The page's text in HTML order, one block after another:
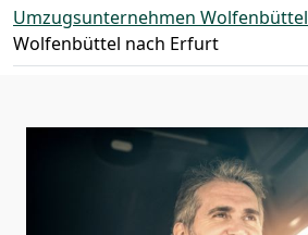
Umzugsunternehmen Wolfenbüttel
Wolfenbüttel nach Erfurt